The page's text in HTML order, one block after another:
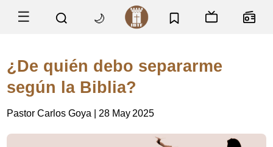
☰ 🌙
¿De quién debo separarme
según la Biblia?
Pastor Carlos Goya | 28 May 2025